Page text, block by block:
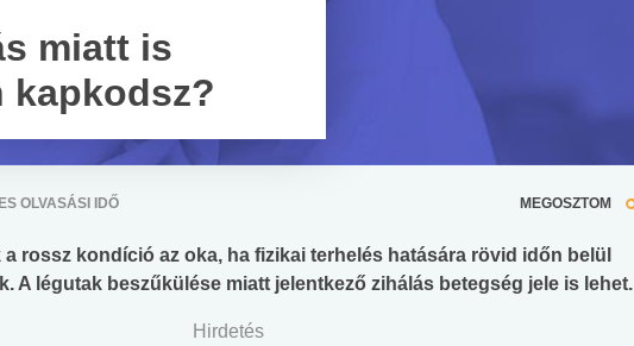
miatt is
kapkodsz?
OLVASÁSI IDŐ MEGOSZTOM
rossz kondíció az oka, ha fizikai terhelés hatására rövid időn belül
A légutak beszűkülése miatt jelentkező zihálás betegség jele is lehet.
Hirdetés